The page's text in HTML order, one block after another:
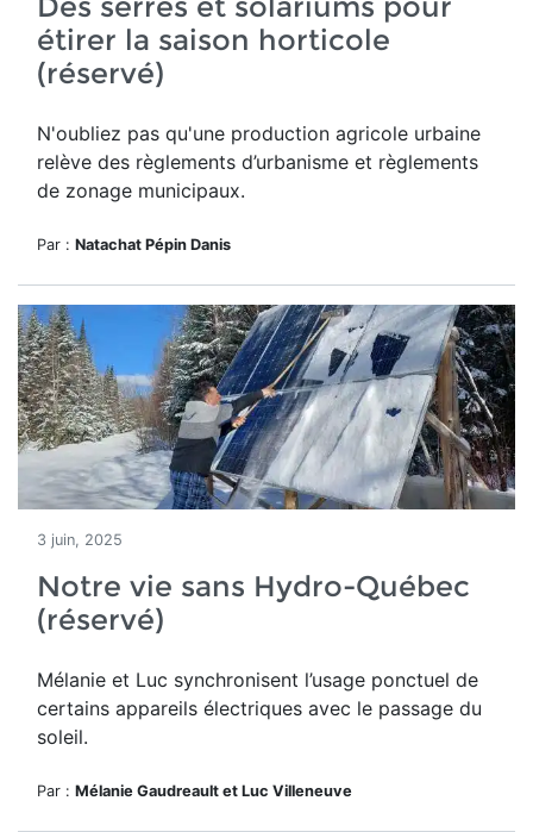
étirer la saison horticole
(réservé)
N'oubliez pas qu'une production agricole urbaine
relève des règlements d’urbanisme et règlements
de zonage municipaux.
Par : Natachat Pépin Danis
3 juin, 2025
Notre vie sans Hydro-Québec
(réservé)
Mélanie et Luc synchronisent l’usage ponctuel de
certains appareils électriques avec le passage du
soleil.
Par : Mélanie Gaudreault et Luc Villeneuve